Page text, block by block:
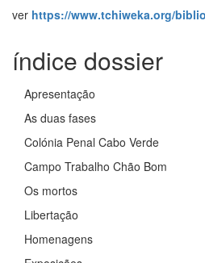
ver https://www.tchiweka.org/
índice dossier
Apresentação
As duas fases
Colónia Penal Cabo Verde
Campo Trabalho Chão Bom
Os mortos
Libertação
Homenagens